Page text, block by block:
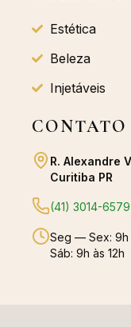
Estética
Beleza
Injetáveis
CONTATO
R. Alexandre
Curitiba PR
(41) 3014-6579
Seg — Sex: 9h
Sáb: 9h às 12h